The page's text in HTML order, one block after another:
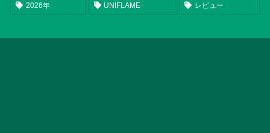
2026年 UNIFLAME レビュー